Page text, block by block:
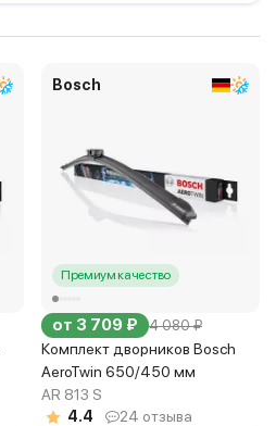
Bosch
Премиум качество
от 3 709 ₽ 4 080 ₽
Комплект дворников Bosch
AeroTwin 650/450 мм
AR 813 S
4.4
24 отзыва